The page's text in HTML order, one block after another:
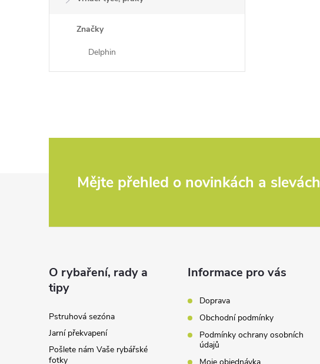
Značky
Delphin
Mějte přehled o novinkách a slevách
O rybaření, rady a
tipy
Pstruhová sezóna
Jarní překvapení
Pošlete nám Vaše rybářské
fotky
Informace pro vás
Doprava
Obchodní podmínky
Podmínky ochrany osobních
údajů